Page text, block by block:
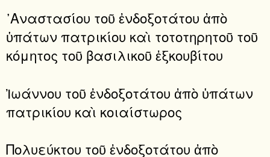
᾿Αναστασίου τοῦ ἐνδοξοτάτου ἀπὸ
ὑπάτων πατρικίου καὶ τοτοτηρητοῦ τοῦ
κόμητος τοῦ βασιλικοῦ ἐξκουβίτου
Ἰωάννου τοῦ ἐνδοξοτάτου ἀπὸ ὑπάτων
πατρικίου καὶ κοιαίστωρος
Πολυεύκτου τοῦ ἐνδοξοτάτου ἀπὸ